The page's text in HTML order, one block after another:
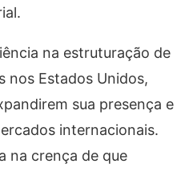
na estruturação de
nos Estados Unidos,
sua presença e
internacionais.
na crença de que